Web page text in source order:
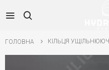
ГОЛОВНА КІЛЬЦЯ УЩІЛЬНЮЮЧІ